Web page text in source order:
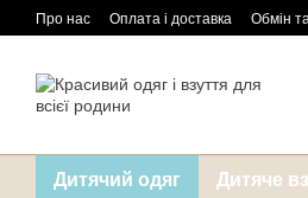
Перейти до основного контенту
Про нас Оплата і доставка Обмін
Дитячий одяг Дитяче